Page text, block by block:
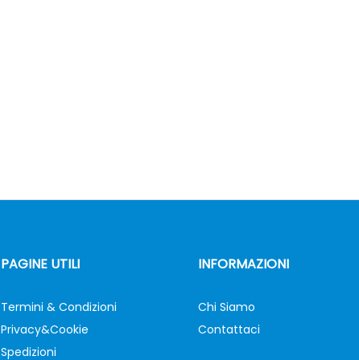
PAGINE UTILI
Termini & Condizioni
Privacy&Cookie
Spedizioni
INFORMAZIONI
Chi Siamo
Contattaci